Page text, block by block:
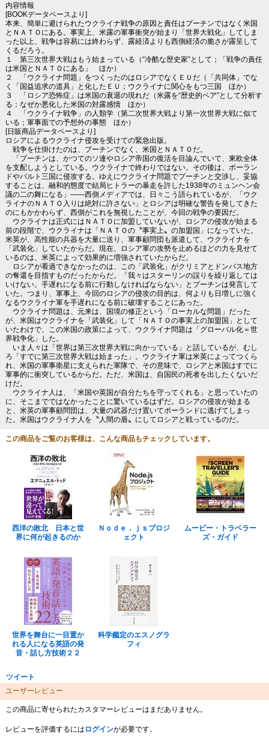
内容情報
[BOOKデータベースより]
本来、簡単に避けられたウクライナ戦争の原因と責任はプーチンではなく米国
とＮＡＴＯにある。事実上、米露の軍事衝突が始まり「世界大戦化」してしま
った以上、戦争は容易には終わらず、露経済よりも西側経済の脆さが露呈して
くるだろう。
１ 第三次世界大戦はもう始まっている（“冷酷な歴史家”として；「戦争の責任
は米国とＮＡＴＯにある」 ほか）
２ 「ウクライナ問題」をつくったのはロシアでなくＥＵだ（「共同体」でな
く「国益追求の道具」と化したＥＵ；ウクライナに関心をもつ三国 ほか）
３ 「ロシア恐怖症」は米国の衰退の現れだ（米露を“歴史的ペア”として分析す
る；なぜか悪化した米国の対露感情 ほか）
４ 「ウクライナ戦争」の人類学（第二次世界大戦より第一次世界大戦に似て
いる；軍事面での予想外の事態 ほか）
[日販商品データベースより]
ロシアによるウクライナ侵攻を受けての緊急出版。
戦争を仕掛けたのは、プーチンでなく、米国とＮＡＴＯだ。
「プーチンは、かつてのソ連やロシア帝国の復活を目論んでいて、東欧全体
を支配しようとしている。ウクライナで終わりではない。その後は、ポーラン
ドやバルト三国に侵攻する。ゆえにウクライナ問題でプーチンと交渉し、妥協
することは、融和的態度で結局ヒトラーの暴走を許した1938年のミュンヘン会
議の二の舞になる」――西側メディアでは、日々こう語られているが、「ウク
ライナのＮＡＴＯ入りは絶対に許さない」とロシアは明確な警告を発してきた
のにもかかわらず、西側がこれを無視したことが、今回の戦争の要因だ。
ウクライナは正式にはＮＡＴＯに加盟していないが、ロシアの侵攻が始まる
前の段階で、ウクライナは「ＮＡＴＯの〝事実上〟の加盟国」になっていた。
米英が、高性能の兵器を大量に送り、軍事顧問団も派遣して、ウクライナを
「武装化」していたからだ。現在、ロシア軍の攻勢を止めるほどの力を見せて
いるのは、米英によって効果的に増強されていたからだ。
ロシアが看過できなかったのは、この「武装化」がクリミアとドンバス地方
の奪還を目指すものだったからだ。「我々はスターリンの誤りを繰り返しては
いけない。手遅れになる前に行動しなければならない」とプーチンは発言して
いた。つまり、軍事上、今回のロシアの侵攻の目的は、何よりも日増しに強く
なるウクライナ軍を手遅れになる前に破壊することにあった。
ウクライナ問題は、元来は、国境の修正という「ローカルな問題」だった
が、米国はウクライナを「武装化」して「ＮＡＴＯの事実上の加盟国」として
いたわけで、この米国の政策によって、ウクライナ問題は「グローバル化＝世
界戦争化」した。
いま人々は「世界は第三次世界大戦に向かっている」と話しているが、むし
ろ「すでに第三次世界大戦は始まった」。ウクライナ軍は米英によってつくら
れ、米国の軍事衛星に支えられた軍隊で、その意味で、ロシアと米国はすでに
軍事的に衝突しているからだ。ただ、米国は、自国民の死者を出したくないだ
けだ。
ウクライナ人は、「米国や英国が自分たちを守ってくれる」と思っていたの
に、そこまでではなかったことに驚いているはずだ。ロシアの侵攻が始まる
と、米英の軍事顧問団は、大量の武器だけ置いてポーランドに逃げてしまっ
た。米国はウクライナ人を〝人間の盾〟にしてロシアと戦っているのだ。
この商品をご覧のお客様は、こんな商品もチェックしています。
西洋の敗北 日本と世
界に何が起きるのか
Ｎｏｄｅ．ｊｓプロジ
ェクト
ムービー・トラベラー
ズ・ガイド
世界を舞台に一目置か
れる人になる英語の発
音・話し方技術２２
科学鑑定のエスノグラ
フィ
ツイート
ユーザーレビュー
この商品に寄せられたカスタマーレビューはまだありません。
レビューを評価するには ログインが必要です。